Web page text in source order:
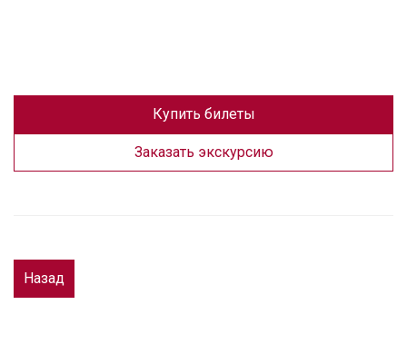
Купить билеты
Заказать экскурсию
Назад